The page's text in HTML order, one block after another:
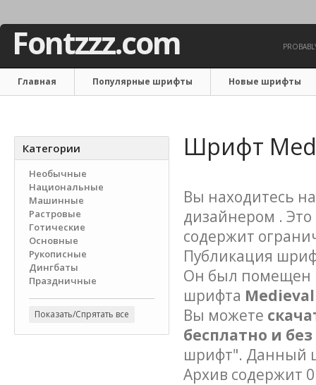
Fontzzz.com
Главная Популярные шрифты Новые шрифты
Категории
Необычные
Национальные
Машинные
Растровые
Готические
Основные
Рукописные
Дингбаты
Праздничные
Показать/Спрятать все
Шрифт
Вы находитесь
дизайнером .
содержит
Публикация
Он был помещен
шрифта
Вы можете
бесплатно и
шрифт". Данный
Архив содержит